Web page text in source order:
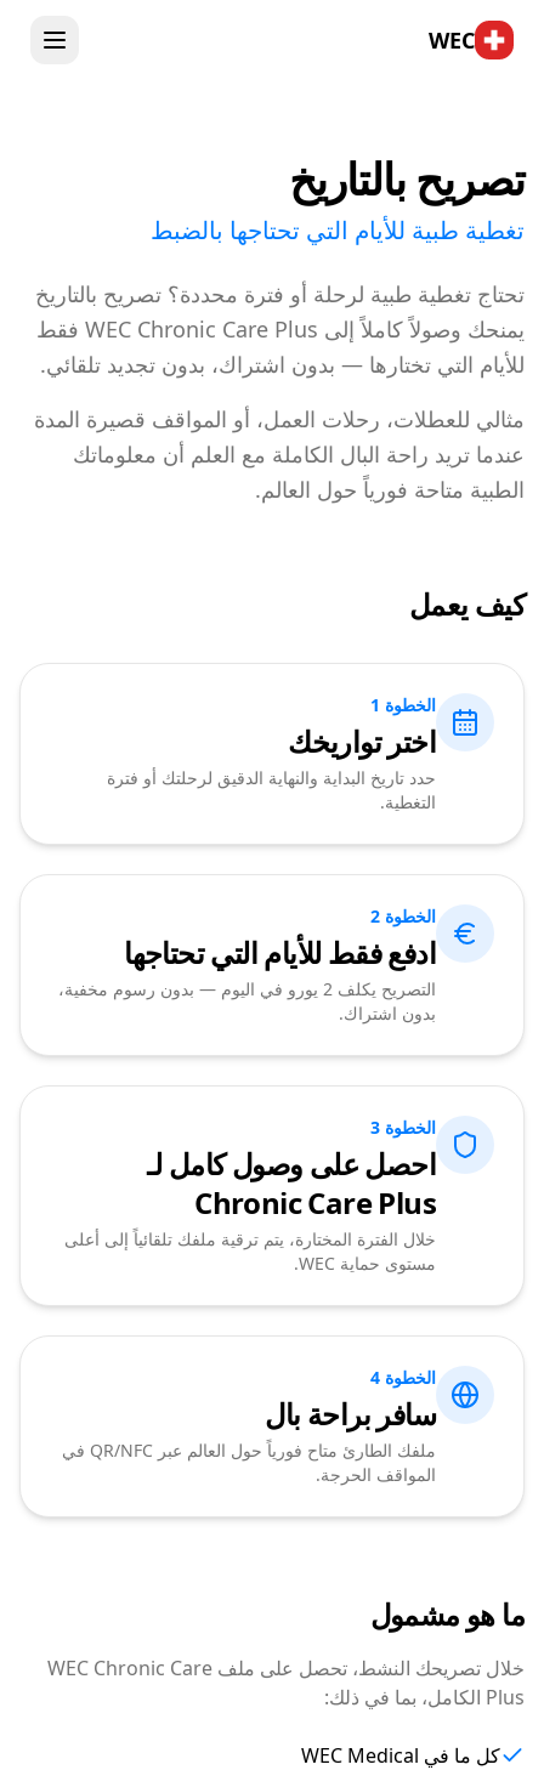
WEC
تصريح بالتاريخ
تغطية طبية للأيام التي تحتاجها بالضبط
تحتاج تغطية طبية لرحلة أو فترة محددة؟ تصريح بالتاريخ
يمنحك وصولاً كاملاً إلى WEC Chronic Care Plus فقط
للأيام التي تختارها — بدون اشتراك، بدون تجديد تلقائي.
مثالي للعطلات، رحلات العمل، أو المواقف قصيرة المدة
عندما تريد راحة البال الكاملة مع العلم أن معلوماتك
الطبية متاحة فورياً حول العالم.
كيف يعمل
الخطوة 1
اختر تواريخك
حدد تاريخ البداية والنهاية الدقيق لرحلتك أو فترة
التغطية.
الخطوة 2
ادفع فقط للأيام التي تحتاجها
التصريح يكلف 2 يورو في اليوم — بدون رسوم مخفية،
بدون اشتراك.
الخطوة 3
احصل على وصول كامل لـ
Chronic Care Plus
خلال الفترة المختارة، يتم ترقية ملفك تلقائياً إلى أعلى
مستوى حماية WEC.
الخطوة 4
سافر براحة بال
ملفك الطارئ متاح فورياً حول العالم عبر QR/NFC في
المواقف الحرجة.
ما هو مشمول
خلال تصريحك النشط، تحصل على ملف WEC Chronic Care
Plus الكامل، بما في ذلك:
كل ما في WEC Medical